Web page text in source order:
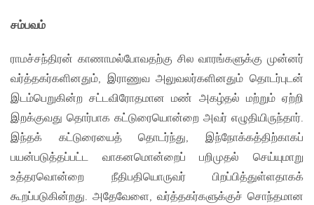
சம்பவம்
ராமச்சந்திரன் காணாமல்போவதற்கு சில வாரங்களுக்கு முன்னர்
வர்த்தகர்களினதும், இராணுவ அலுவலர்களினதும் தொடர்புடன்
இடம்பெறுகின்ற சட்டவிரோதமான மண் அகழ்தல் மற்றும் ஏற்றி
இறக்குவது தொர்பாக கட்டுரையொன்றை அவர் எழுதியிருந்தார்.
இந்தக் கட்டுரையைத் தொடர்ந்து, இந்நோக்கத்திற்காகப்
பயன்படுத்தப்பட்ட வாகனமொன்றைப் பறிமுதல் செய்யுமாறு
உத்தரவொன்றை நீதிபதியொருவர் பிறப்பித்துள்ளதாகக்
கூறப்படுகின்றது. அதேவேளை, வர்த்தகர்களுக்குச் சொந்தமான